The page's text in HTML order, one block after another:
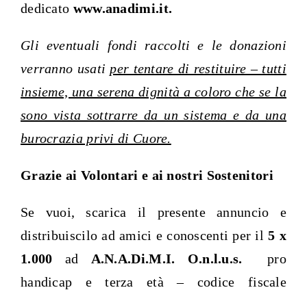
dedicato www.anadimi.it.
Gli eventuali fondi raccolti e le donazioni
verranno usati per tentare di restituire – tutti
insieme, una serena dignità a coloro che se la
sono vista sottrarre da un sistema e da una
burocrazia privi di Cuore.
Grazie ai Volontari e ai nostri Sostenitori
Se vuoi, scarica il presente annuncio e
distribuiscilo ad amici e conoscenti per il5 x
1.000 ad A.N.A.Di.M.I. O.n.l.u.s. pro
handicap e terza età – codice fiscale